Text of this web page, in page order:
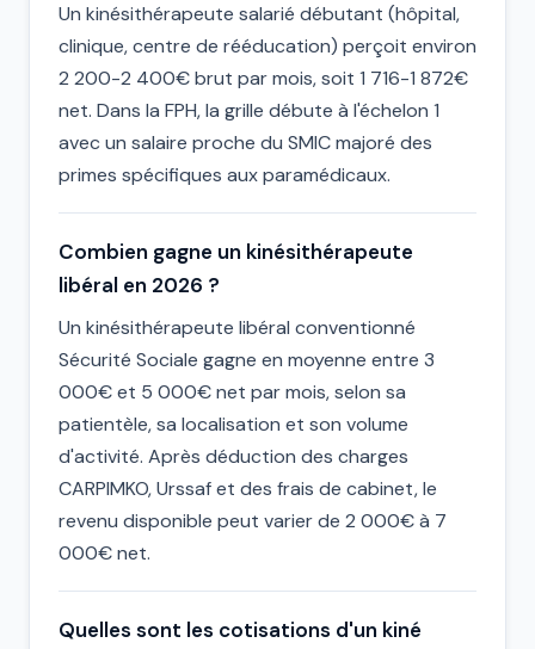
Un kinésithérapeute salarié débutant (hôpital,
clinique, centre de rééducation) perçoit environ
2 200-2 400€ brut par mois, soit 1 716-1 872€
net. Dans la FPH, la grille débute à l'échelon 1
avec un salaire proche du SMIC majoré des
primes spécifiques aux paramédicaux.
Combien gagne un kinésithérapeute
libéral en 2026 ?
Un kinésithérapeute libéral conventionné
Sécurité Sociale gagne en moyenne entre 3
000€ et 5 000€ net par mois, selon sa
patientèle, sa localisation et son volume
d'activité. Après déduction des charges
CARPIMKO, Urssaf et des frais de cabinet, le
revenu disponible peut varier de 2 000€ à 7
000€ net.
Quelles sont les cotisations d'un kiné